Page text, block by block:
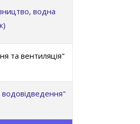
водна
та вентиляція"